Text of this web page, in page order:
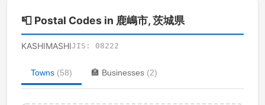
📮 Postal Codes in 鹿嶋市, 茨城県
KASHIMASHIJIS: 08222
Towns (58) 🏣 Businesses (2)